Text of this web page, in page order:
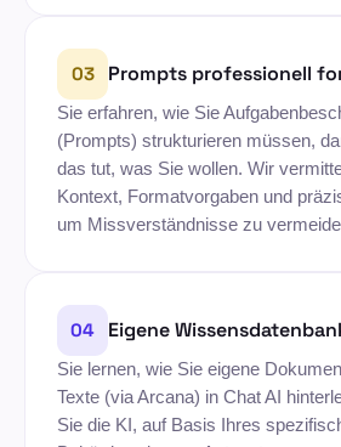
03 Prompts professionell
Sie erfahren, wie Sie
(Prompts) strukturieren müssen,
das tut, was Sie wollen. Wir
Kontext, Formatvorgaben und
um Missverständnisse zu
04 Eigene
Sie lernen, wie Sie eigene
Texte (via Arcana) in Chat AI
Sie die KI, auf Basis Ihres